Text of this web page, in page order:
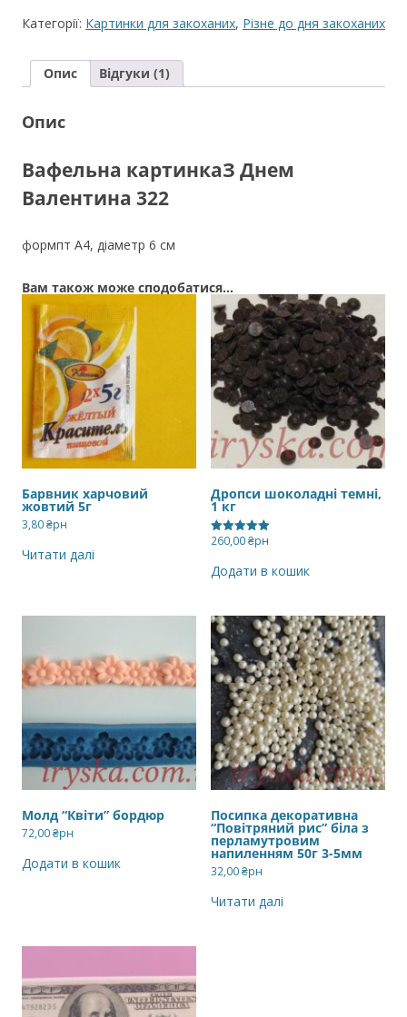
Днем
Категорії: Картинки для закоханих, Різне до дня закоханих
Опис Відгуки (1)
Опис
Вафельна картинкаЗ Днем
Валентина 322
формпт А4, діаметр 6 см
Вам також може сподобатися…
Барвник харчовий
жовтий 5г
3,80₴рн
Читати далі
Дропси шоколадні темні,
1 кг
Оцінено в
260,00₴рн
Додати в кошик
Молд “Квіти” бордюр
72,00₴рн
Додати в кошик
Посипка декоративна
“Повітряний рис” біла з
перламутровим
напиленням 50г 3-5мм
32,00₴рн
Читати далі